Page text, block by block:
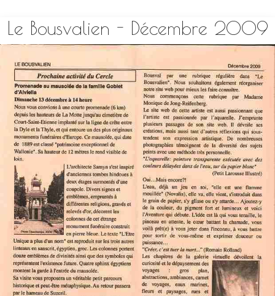
Le Bousvalien - Décembre 2009